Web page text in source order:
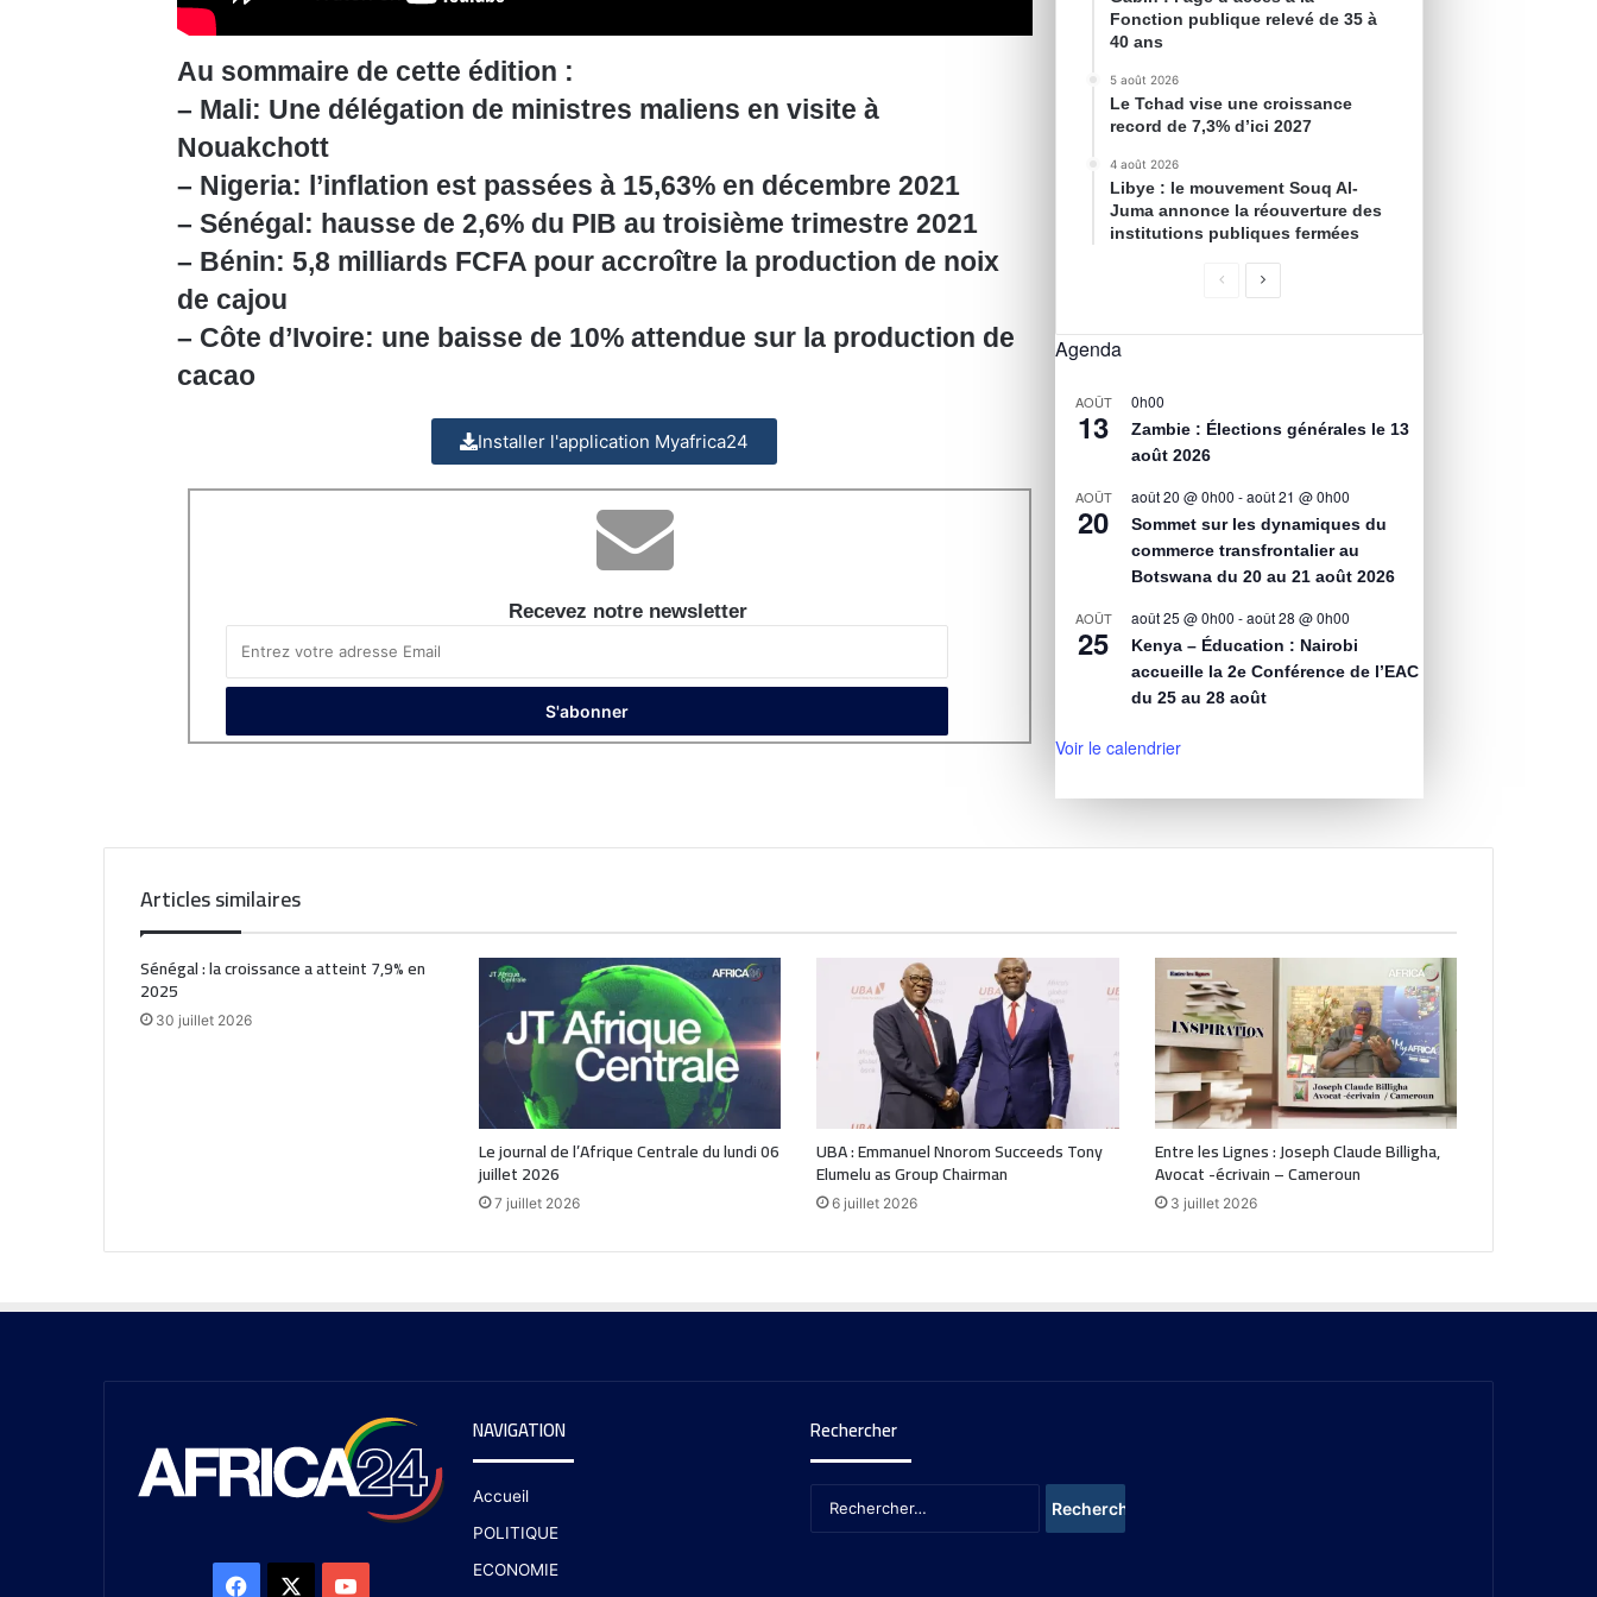
Au sommaire de cette édition :
– Mali: Une délégation de ministres maliens en visite à
Nouakchott
– Nigeria: l’inflation est passées à 15,63% en décembre 2021
– Sénégal: hausse de 2,6% du PIB au troisième trimestre 2021
– Bénin: 5,8 milliards FCFA pour accroître la production de noix
de cajou
– Côte d’Ivoire: une baisse de 10% attendue sur la production de
cacao
Installer l'application Myafrica24
Recevez notre newsletter
Fonction publique relevé de 35 à
40 ans
5 août 2026
Le Tchad vise une croissance
record de 7,3% d’ici 2027
4 août 2026
Libye : le mouvement Souq Al-
Juma annonce la réouverture des
institutions publiques fermées
Agenda
AOÛT
13
0h00
Zambie : Élections générales le 13
août 2026
AOÛT
20
août 20 @ 0h00 -août 21 @ 0h00
Sommet sur les dynamiques du
commerce transfrontalier au
Botswana du 20 au 21 août 2026
AOÛT
25
août 25 @ 0h00 -août 28 @ 0h00
Kenya – Éducation : Nairobi
accueille la 2e Conférence de l’EAC
du 25 au 28 août
Voir le calendrier
Articles similaires
Sénégal : la croissance a atteint 7,9% en
2025
30 juillet 2026
Le journal de l’Afrique Centrale du lundi 06
juillet 2026
7 juillet 2026
UBA : Emmanuel Nnorom Succeeds Tony
Elumelu as Group Chairman
6 juillet 2026
Entre les Lignes : Joseph Claude Billigha,
Avocat -écrivain – Cameroun
3 juillet 2026
NAVIGATION
Accueil
POLITIQUE
ECONOMIE
Rechercher